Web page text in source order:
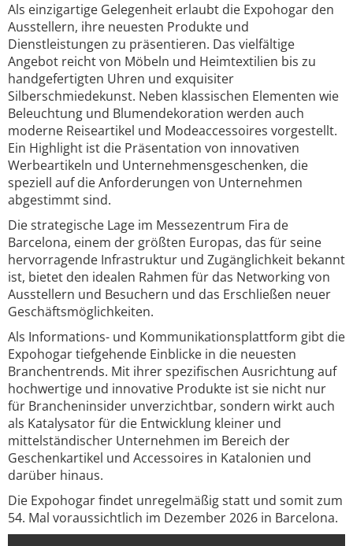
Als einzigartige Gelegenheit erlaubt die Expohogar den
Ausstellern, ihre neuesten Produkte und
Dienstleistungen zu präsentieren. Das vielfältige
Angebot reicht von Möbeln und Heimtextilien bis zu
handgefertigten Uhren und exquisiter
Silberschmiedekunst. Neben klassischen Elementen wie
Beleuchtung und Blumendekoration werden auch
moderne Reiseartikel und Modeaccessoires vorgestellt.
Ein Highlight ist die Präsentation von innovativen
Werbeartikeln und Unternehmensgeschenken, die
speziell auf die Anforderungen von Unternehmen
abgestimmt sind.
Die strategische Lage im Messezentrum Fira de
Barcelona, einem der größten Europas, das für seine
hervorragende Infrastruktur und Zugänglichkeit bekannt
ist, bietet den idealen Rahmen für das Networking von
Ausstellern und Besuchern und das Erschließen neuer
Geschäftsmöglichkeiten.
Als Informations- und Kommunikationsplattform gibt die
Expohogar tiefgehende Einblicke in die neuesten
Branchentrends. Mit ihrer spezifischen Ausrichtung auf
hochwertige und innovative Produkte ist sie nicht nur
für Brancheninsider unverzichtbar, sondern wirkt auch
als Katalysator für die Entwicklung kleiner und
mittelständischer Unternehmen im Bereich der
Geschenkartikel und Accessoires in Katalonien und
darüber hinaus.
Die Expohogar findet unregelmäßig statt und somit zum
54. Mal voraussichtlich im Dezember 2026 in Barcelona.